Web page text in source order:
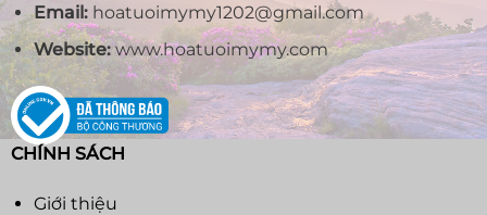
Email:hoatuoimymy1202@gmail.com
Website:www.hoatuoimymy.com
CHÍNH SÁCH
Giới thiệu